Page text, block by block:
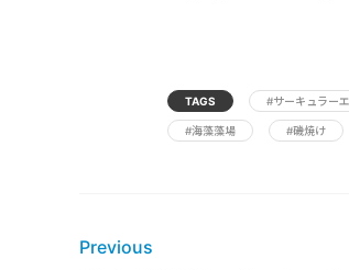
TAGS #サーキュラー
#海藻藻場 #磯焼け
Previous